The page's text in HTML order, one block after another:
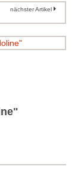
nächster Artikel